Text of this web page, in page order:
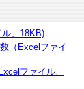
、18KB)
（Excelファイ
ファイル、